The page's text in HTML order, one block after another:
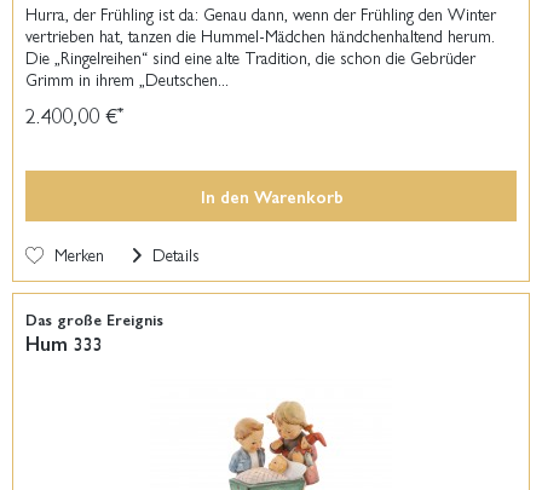
Hurra, der Frühling ist da: Genau dann, wenn der Frühling den Winter
vertrieben hat, tanzen die Hummel-Mädchen händchenhaltend herum.
Die „Ringelreihen“ sind eine alte Tradition, die schon die Gebrüder
Grimm in ihrem „Deutschen...
2.400,00 €*
In den Warenkorb
Merken Details
Das große Ereignis
Hum 333